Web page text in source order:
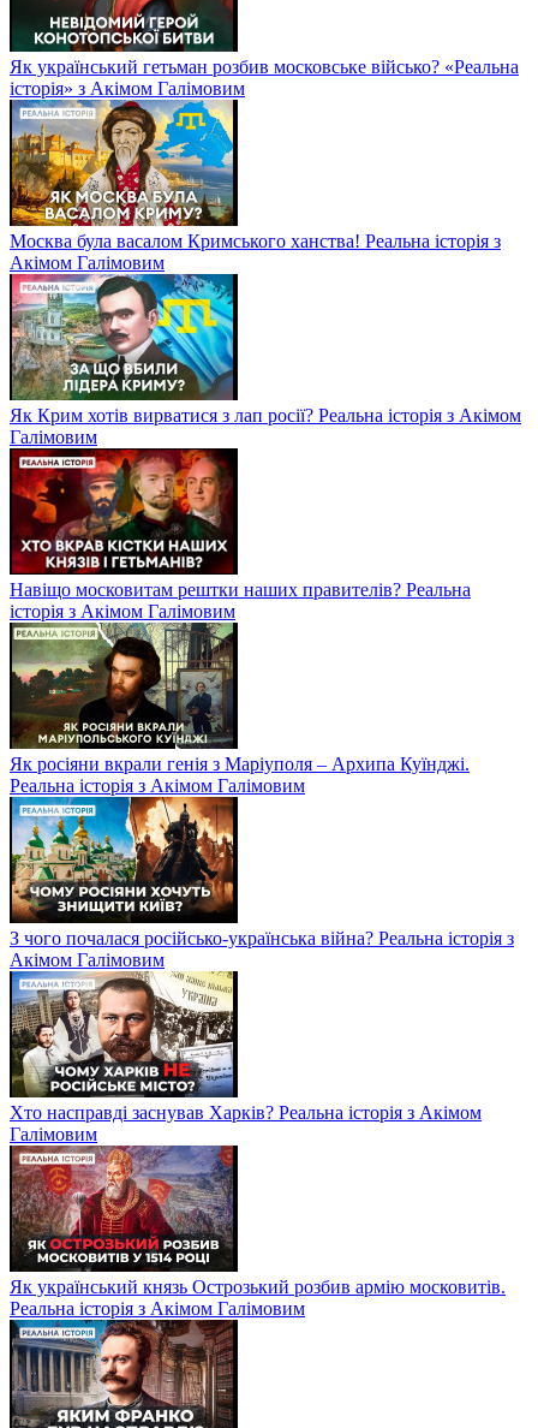
Як український гетьман розбив московське військо? «Реальна
історія» з Акімом Галімовим
Москва була васалом Кримського ханства! Реальна історія з
Акімом Галімовим
Як Крим хотів вирватися з лап росії? Реальна історія з Акімом
Галімовим
Навіщо московитам рештки наших правителів? Реальна
історія з Акімом Галімовим
Як росіяни вкрали генія з Маріуполя – Архипа Куїнджі.
Реальна історія з Акімом Галімовим
З чого почалася російсько-українська війна? Реальна історія з
Акімом Галімовим
Хто насправді заснував Харків? Реальна історія з Акімом
Галімовим
Як український князь Острозький розбив армію московитів.
Реальна історія з Акімом Галімовим